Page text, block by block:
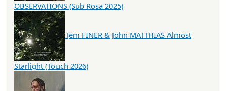
OBSERVATIONS (Sub Rosa 2025)
Jem FINER & John MATTHIAS Almost
Starlight (Touch 2026)